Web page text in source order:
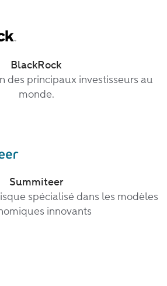
BlackRock
des principaux investisseurs au
monde.
Summiteer
spécialisé dans les modèles
innovants